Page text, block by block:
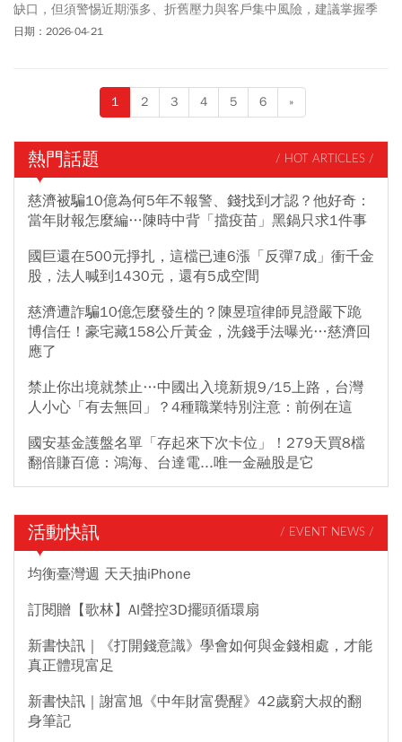
缺口，但須警惕近期漲多、折舊壓力與客戶集中風險，建議掌握季
節規律並理性布局。
日期：2026-04-21
1 2 3 4 5 6 »
熱門話題 / HOT ARTICLES /
慈濟被騙10億為何5年不報警、錢找到才認？他好奇：
當年財報怎麼編…陳時中背「擋疫苗」黑鍋只求1件事
國巨還在500元掙扎，這檔已連6漲「反彈7成」衝千金
股，法人喊到1430元，還有5成空間
慈濟遭詐騙10億怎麼發生的？陳昱瑄律師見證嚴下跪
博信任！豪宅藏158公斤黃金，洗錢手法曝光…慈濟回
應了
禁止你出境就禁止…中國出入境新規9/15上路，台灣
人小心「有去無回」？4種職業特別注意：前例在這
國安基金護盤名單「存起來下次卡位」！279天買8檔
翻倍賺百億：鴻海、台達電...唯一金融股是它
活動快訊 / EVENT NEWS /
均衡臺灣週 天天抽iPhone
訂閱贈【歌林】AI聲控3D擺頭循環扇
新書快訊｜《打開錢意識》學會如何與金錢相處，才能
真正體現富足
新書快訊｜謝富旭《中年財富覺醒》42歲窮大叔的翻
身筆記